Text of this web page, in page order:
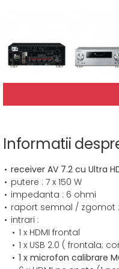
Informatii
receiver AV 7.2 cu Ultra
putere : 7 x 150 W
impedanta : 6 ohmi
raport semnal / zgomot
intrari :
1 x HDMI frontal
1 x USB 2.0 ( frontala;
1 x microfon calibrare